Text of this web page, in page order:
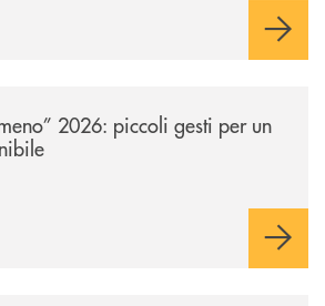
2026: piccoli gesti per un